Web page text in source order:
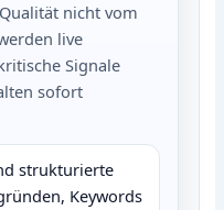
nicht vom
live
Signale
sofort
strukturierte
Keywords